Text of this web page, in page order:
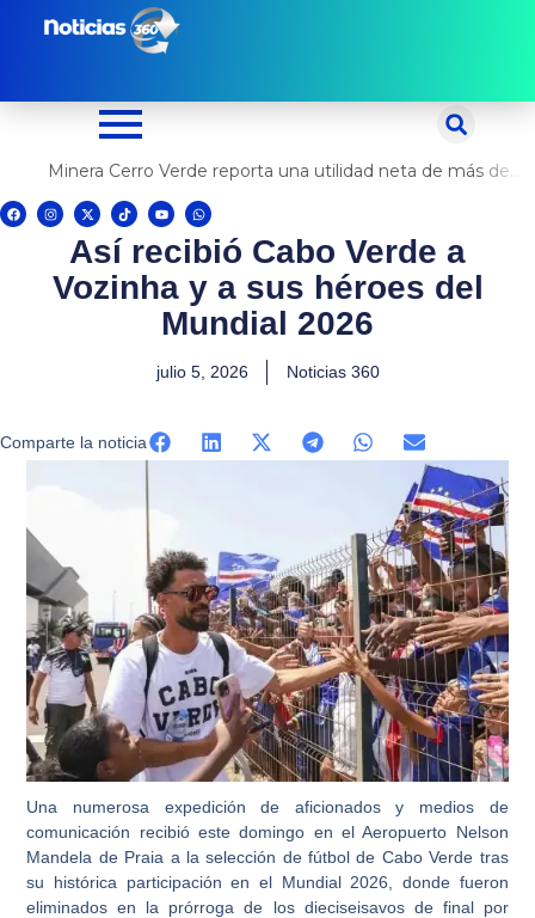
Minera Cerro Verde reporta una utilidad neta de más de US$ 500 millones
F
a
c
I
n
s
X
-
t
w
i
t
e
T
i
k
Y
o
u
t
u
e
W
h
a
t
s
p
p
Así recibió Cabo Verde a
Vozinha y a sus héroes del
Mundial 2026
julio 5, 2026 Noticias 360
Comparte la noticia
Una numerosa expedición de aficionados y medios de
comunicación recibió este domingo en el Aeropuerto Nelson
Mandela de Praia a la selección de fútbol de Cabo Verde tras
su histórica participación en el Mundial 2026, donde fueron
eliminados en la prórroga de los dieciseisavos de final por